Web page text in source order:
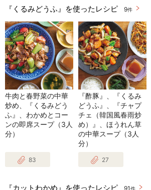
『くるみどうふ』を使ったレシピ 9件
牛肉と春野菜の中華
炒め、『くるみどう
ふ』、わかめとコー
ンの即席スープ（3人
分）
83
『酢豚』、『くるみ
どうふ』、『チャプ
チェ（韓国風春雨炒
め）』、ほうれん草
の中華スープ（3人
分）
27
『カットわかめ』を使ったレシピ 91 件